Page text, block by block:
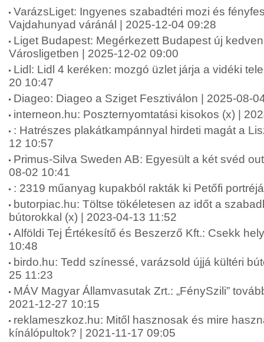
VarázsLiget: Ingyenes szabadtéri mozi és
Vajdahunyad váránál | 2025-12-04 09:28
Liget Budapest: Megérkezett Budapest új
Városligetben | 2025-12-02 09:00
Lidl: Lidl 4 keréken: mozgó üzlet járja a vidéki
20 10:47
Diageo: Diageo a Sziget Fesztiválon | 2025-08-
interneon.hu: Poszternyomtatási kisokos (x) |
: Hatrészes plakátkampánnyal hirdeti magát a
12 10:57
Primus-Silva Sweden AB: Egyesült a két svéd
08-02 10:41
: 2319 műanyag kupakból rakták ki Petőfi
butorpiac.hu: Töltse tökéletesen az időt a
bútorokkal (x) | 2023-04-13 11:52
Alföldi Tej Értékesítő és Beszerző Kft.: Csekk
10:48
birdo.hu: Tedd színessé, varázsold újjá kültéri
25 11:23
MÁV Magyar Államvasutak Zrt.: „FénySzili”
2021-12-27 10:15
reklameszkoz.hu: Mitől hasznosak és mire
kínálópultok? | 2021-11-17 09:05